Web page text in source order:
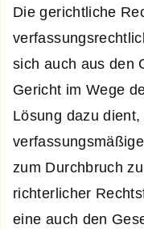
Die gerichtliche
sich auch aus den
Gericht im Wege
Lösung dazu
zum Durchbruch
richterlicher
eine auch den